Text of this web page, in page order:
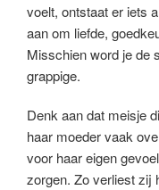
voelt, ontstaat er iets
aan om liefde,
Misschien word je de
grappige.
Denk aan dat meisje
haar moeder vaak
voor haar eigen
zorgen. Zo verliest zij